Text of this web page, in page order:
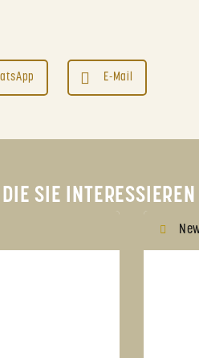
E-Mail
SIE INTERESSIEREN